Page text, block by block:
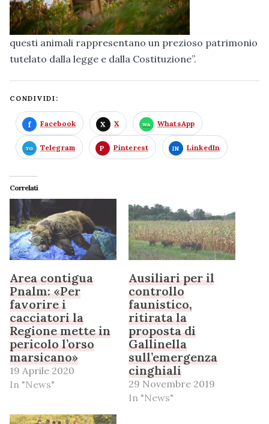
questi animali rappresentano un prezioso patrimonio
tutelato dalla legge e dalla Costituzione”.
CONDIVIDI:
Facebook X WhatsApp
Telegram Pinterest LinkedIn
Correlati
Area contigua
Pnalm: «Per
favorire i
cacciatori la
Regione mette in
pericolo l’orso
marsicano»
19 Aprile 2020
In "News"
Ausiliari per il
controllo
faunistico,
ritirata la
proposta di
Gallinella
sull’emergenza
cinghiali
29 Novembre 2019
In "News"